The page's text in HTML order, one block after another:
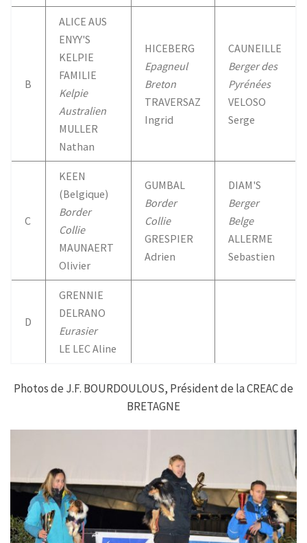
B
ALICE AUS
ENYY'S
KELPIE
FAMILIE
Kelpie
Australien
MULLER
Nathan
HICEBERG
Epagneul
Breton
TRAVERSAZ
Ingrid
CAUNEILLE
Berger des
Pyrénées
VELOSO
Serge
C
KEEN
(Belgique)
Border
Collie
MAUNAERT
Olivier
GUMBAL
Border
Collie
GRESPIER
Adrien
DIAM'S
Berger
Belge
ALLERME
Sebastien
D
GRENNIE
DELRANO
Eurasier
LE LEC Aline
Photos de J.F. BOURDOULOUS, Président de la CREAC de
BRETAGNE